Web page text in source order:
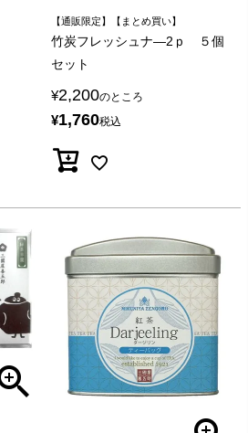
【通販限定】【まとめ買い】
竹炭フレッシュナ―2ｐ ５個
セット
¥2,200のところ
¥1,760税込